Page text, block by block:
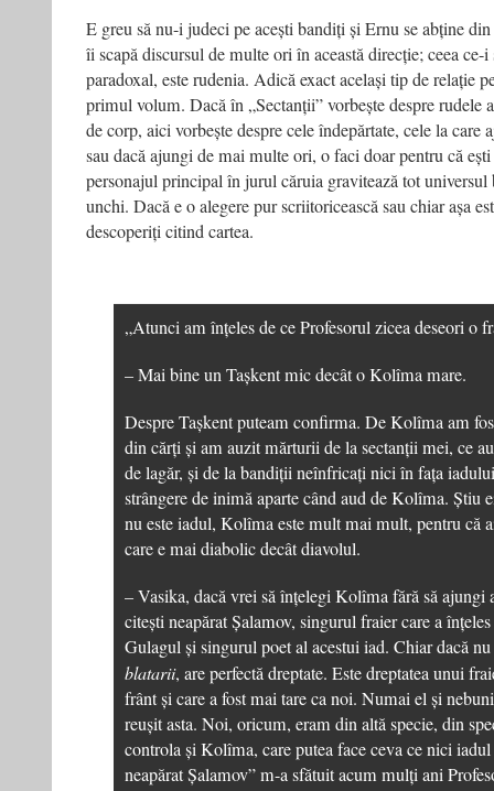
E greu să nu-i judeci pe acești bandiți și Ernu se abține
îi scapă discursul de multe ori în această direcție; ceea ce-
paradoxal, este rudenia. Adică exact același tip de relație
primul volum. Dacă în „Sectanții” vorbește despre rudele
de corp, aici vorbește despre cele îndepărtate, cele la care
sau dacă ajungi de mai multe ori, o faci doar pentru că
personajul principal în jurul căruia gravitează tot universul
unchi. Dacă e o alegere pur scriitoricească sau chiar așa
descoperiți citind cartea.
„Atunci am înțeles de ce Profesorul zicea deseori o
– Mai bine un Tașkent mic decât o Kolîma mare.
Despre Tașkent puteam confirma. De Kolîma am
din cărți și am auzit mărturii de la sectanții mei, ce
de lagăr, și de la bandiții neînfricați nici în fața
strângere de inimă aparte când aud de Kolîma. Știu
nu este iadul, Kolîma este mult mai mult, pentru că
care e mai diabolic decât diavolul.
– Vasika, dacă vrei să înțelegi Kolîma fără să ajungi
citești neapărat Șalamov, singurul fraier care a
Gulagul și singurul poet al acestui iad. Chiar dacă
blatarii, are perfectă dreptate. Este dreptatea unui
frânt și care a fost mai tare ca noi. Numai el și
reușit asta. Noi, oricum, eram din altă specie, din
controla și Kolîma, care putea face ceva ce nici
neapărat Șalamov” m-a sfătuit acum mulți ani